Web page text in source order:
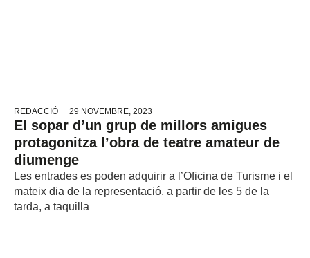
REDACCIÓ 29 NOVEMBRE, 2023
El sopar d’un grup de millors amigues
protagonitza l’obra de teatre amateur de
diumenge
Les entrades es poden adquirir a l’Oficina de Turisme i el
mateix dia de la representació, a partir de les 5 de la
tarda, a taquilla